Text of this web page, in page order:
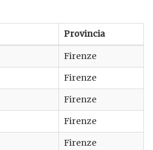
Provincia
Firenze
Firenze
Firenze
Firenze
Firenze